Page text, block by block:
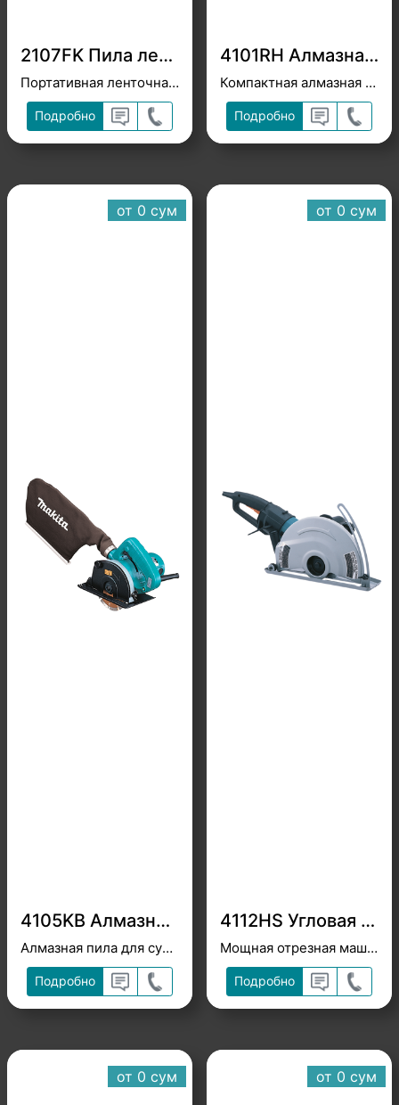
2107FK Пила ленточная по металлу
Портативная ленточная пила для резки металла без искр
Подробно
4101RH Алмазная пила 125 мм с подачей воды
Компактная алмазная пила с подачей воды
Подробно
от 0 cум
4105KB Алмазная пила 125мм
Алмазная пила для сухой резки мрамора, бетона, кирпича до 40 мм
Подробно
от 0 cум
4112HS Угловая отрезная машина по бетону 305мм
Мощная отрезная машина по бетону
Подробно
от 0 cум от 0 cум